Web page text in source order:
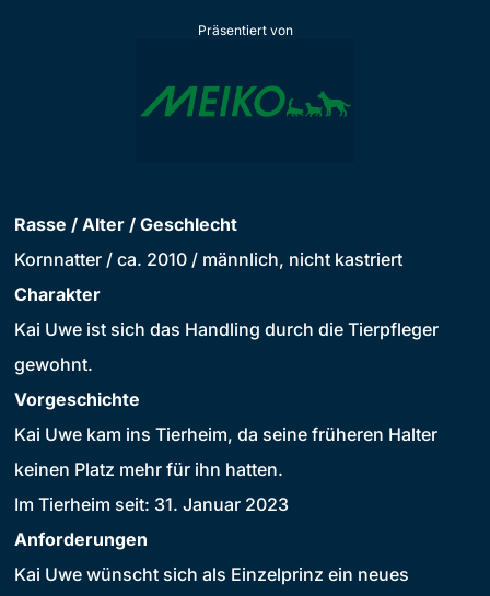
Präsentiert von
Rasse / Alter / Geschlecht
Kornnatter / ca. 2010 / männlich, nicht kastriert
Charakter
Kai Uwe ist sich das Handling durch die Tierpfleger
gewohnt.
Vorgeschichte
Kai Uwe kam ins Tierheim, da seine früheren Halter
keinen Platz mehr für ihn hatten.
Im Tierheim seit: 31. Januar 2023
Anforderungen
Kai Uwe wünscht sich als Einzelprinz ein neues